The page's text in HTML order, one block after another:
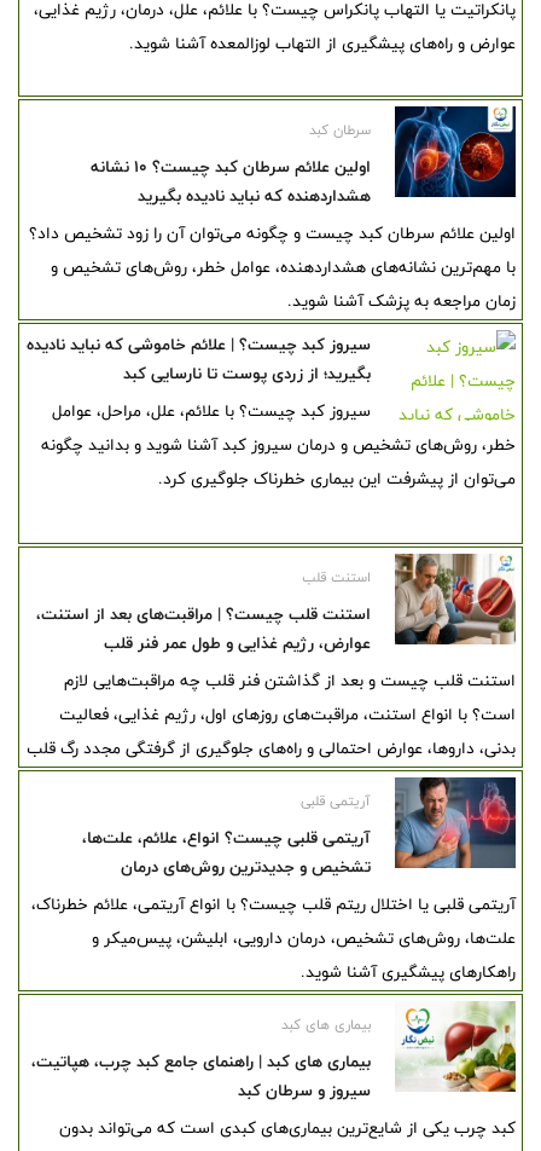
پانکراتیت یا التهاب پانکراس چیست؟ با علائم، علل، درمان، رژیم غذایی،
عوارض و راه‌های پیشگیری از التهاب لوزالمعده آشنا شوید.
سرطان کبد
اولین علائم سرطان کبد چیست؟ ۱۰ نشانه
هشداردهنده که نباید نادیده بگیرید
اولین علائم سرطان کبد چیست و چگونه می‌توان آن را زود تشخیص داد؟
با مهم‌ترین نشانه‌های هشداردهنده، عوامل خطر، روش‌های تشخیص و
زمان مراجعه به پزشک آشنا شوید.
سیروز کبد چیست؟ | علائم خاموشی که نباید نادیده
بگیرید؛ از زردی پوست تا نارسایی کبد
سیروز کبد چیست؟ با علائم، علل، مراحل، عوامل
خطر، روش‌های تشخیص و درمان سیروز کبد آشنا شوید و بدانید چگونه
می‌توان از پیشرفت این بیماری خطرناک جلوگیری کرد.
استنت قلب
استنت قلب چیست؟ | مراقبت‌های بعد از استنت،
عوارض، رژیم غذایی و طول عمر فنر قلب
استنت قلب چیست و بعد از گذاشتن فنر قلب چه مراقبت‌هایی لازم
است؟ با انواع استنت، مراقبت‌های روزهای اول، رژیم غذایی، فعالیت
بدنی، داروها، عوارض احتمالی و راه‌های جلوگیری از گرفتگی مجدد رگ قلب
آشنا شوید.
آریتمی قلبی
آریتمی قلبی چیست؟ انواع، علائم، علت‌ها،
تشخیص و جدیدترین روش‌های درمان
آریتمی قلبی یا اختلال ریتم قلب چیست؟ با انواع آریتمی، علائم خطرناک،
علت‌ها، روش‌های تشخیص، درمان دارویی، ابلیشن، پیس‌میکر و
راهکارهای پیشگیری آشنا شوید.
بیماری های کبد
بیماری های کبد | راهنمای جامع کبد چرب، هپاتیت،
سیروز و سرطان کبد
کبد چرب یکی از شایع‌ترین بیماری‌های کبدی است که می‌تواند بدون